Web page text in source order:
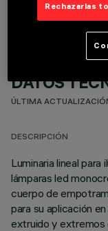
DATOS
ÚLTIMA
DESCRIPCIÓN
Luminaria lineal
lámparas led
cuerpo de
para su aplicación
extruido y extremos
Rechazarlas